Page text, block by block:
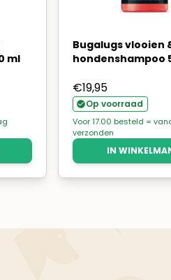
ml
Bugalugs vlooien
hondenshampoo
€19,95
Op voorraad
Voor 17.00 besteld =
verzonden
IN